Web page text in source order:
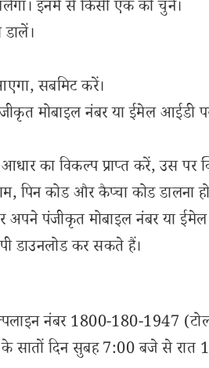
इनमें से किसी एक को चुनें।
सबमिट करें।
मोबाइल नंबर या ईमेल आईडी
का विकल्प प्राप्त करें, उस पर
कोड और कैप्चा कोड डालना
पंजीकृत मोबाइल नंबर या
डाउनलोड कर सकते हैं।
नंबर 1800-180-1947
के सातों दिन सुबह 7:00 बजे से